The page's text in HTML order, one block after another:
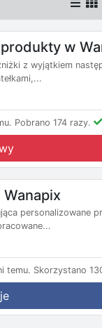
w
z wyjątkiem
Pobrano 174 razy.
personalizowane
temu. Skorzystano